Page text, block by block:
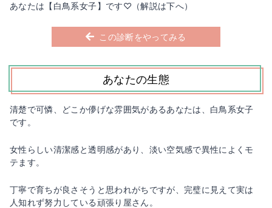
あなたは【白鳥系女子】です♡ （解説は下へ）
この診断をやってみる
Unmute /
74.18%
あなたの生態
清楚で可憐、どこか儚げな雰囲気があるあなたは、白鳥系女子
です。
女性らしい清潔感と透明感があり、淡い空気感で異性によくモ
テます。
丁寧で育ちが良さそうと思われがちですが、完璧に見えて実は
人知れず努力している頑張り屋さん。